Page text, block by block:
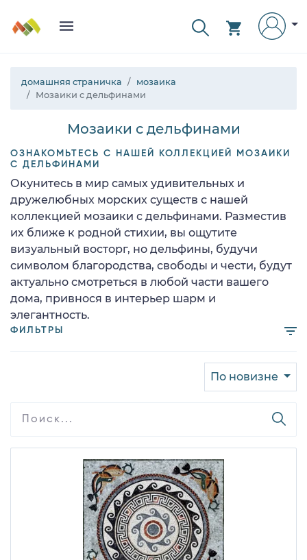
домашняя страничка
мозаика
Мозаики с дельфинами
Мозаики с дельфинами
ОЗНАКОМЬТЕСЬ С НАШЕЙ КОЛЛЕКЦИЕЙ МОЗАИКИ
С ДЕЛЬФИНАМИ
Окунитесь в мир самых удивительных и
дружелюбных морских существ с нашей
коллекцией мозаики с дельфинами. Разместив
их ближе к родной стихии, вы ощутите
визуальный восторг, но дельфины, будучи
символом благородства, свободы и чести, будут
актуально смотреться в любой части вашего
дома, привнося в интерьер шарм и
элегантность.
ФИЛЬТРЫ
По новизне